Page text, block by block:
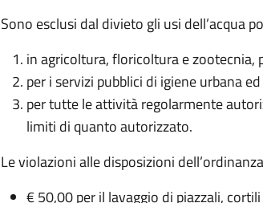
Sono esclusi dal divieto gli usi dell’acqua
in agricoltura, floricoltura e zootecnia,
per i servizi pubblici di igiene urbana
per tutte le attività regolarmente
limiti di quanto autorizzato.
Le violazioni alle disposizioni
€ 50,00 per il lavaggio di piazzali,